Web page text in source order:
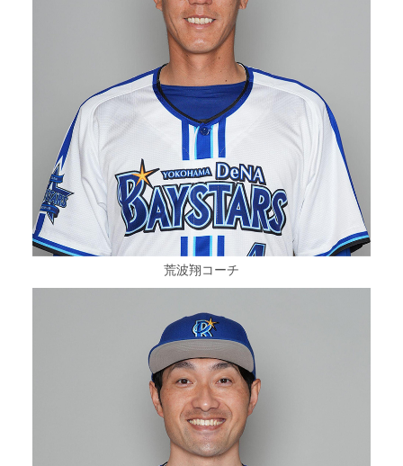
荒波翔コーチ